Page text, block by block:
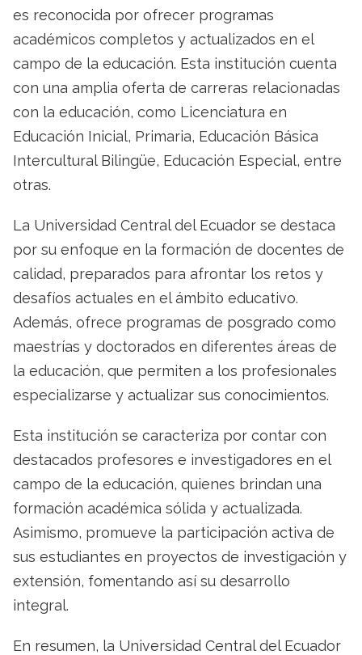
es reconocida por ofrecer programas
académicos completos y actualizados en el
campo de la educación. Esta institución cuenta
con una amplia oferta de carreras relacionadas
con la educación, como Licenciatura en
Educación Inicial, Primaria, Educación Básica
Intercultural Bilingüe, Educación Especial, entre
otras.
La Universidad Central del Ecuador se destaca
por su enfoque en la formación de docentes de
calidad, preparados para afrontar los retos y
desafíos actuales en el ámbito educativo.
Además, ofrece programas de posgrado como
maestrías y doctorados en diferentes áreas de
la educación, que permiten a los profesionales
especializarse y actualizar sus conocimientos.
Esta institución se caracteriza por contar con
destacados profesores e investigadores en el
campo de la educación, quienes brindan una
formación académica sólida y actualizada.
Asimismo, promueve la participación activa de
sus estudiantes en proyectos de investigación y
extensión, fomentando así su desarrollo
integral.
En resumen, la Universidad Central del Ecuador